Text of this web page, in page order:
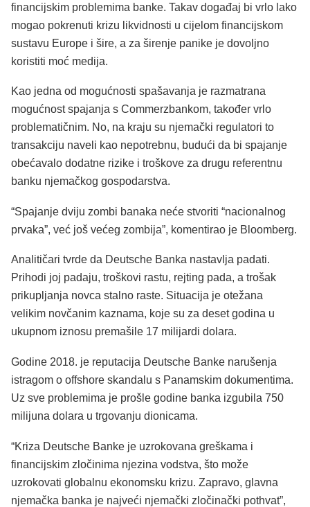
financijskim problemima banke. Takav događaj bi vrlo lako
mogao pokrenuti krizu likvidnosti u cijelom financijskom
sustavu Europe i šire, a za širenje panike je dovoljno
koristiti moć medija.
Kao jedna od mogućnosti spašavanja je razmatrana
mogućnost spajanja s Commerzbankom, također vrlo
problematičnim. No, na kraju su njemački regulatori to
transakciju naveli kao nepotrebnu, budući da bi spajanje
obećavalo dodatne rizike i troškove za drugu referentnu
banku njemačkog gospodarstva.
“Spajanje dviju zombi banaka neće stvoriti “nacionalnog
prvaka”, već još većeg zombija”, komentirao je Bloomberg.
Analitičari tvrde da Deutsche Banka nastavlja padati.
Prihodi joj padaju, troškovi rastu, rejting pada, a trošak
prikupljanja novca stalno raste. Situacija je otežana
velikim novčanim kaznama, koje su za deset godina u
ukupnom iznosu premašile 17 milijardi dolara.
Godine 2018. je reputacija Deutsche Banke narušenja
istragom o offshore skandalu s Panamskim dokumentima.
Uz sve problemima je prošle godine banka izgubila 750
milijuna dolara u trgovanju dionicama.
“Kriza Deutsche Banke je uzrokovana greškama i
financijskim zločinima njezina vodstva, što može
uzrokovati globalnu ekonomsku krizu. Zapravo, glavna
njemačka banka je najveći njemački zločinački pothvat”,